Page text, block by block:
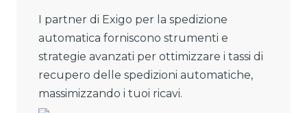
I partner di Exigo per la spedizione
automatica forniscono strumenti e
strategie avanzati per ottimizzare i tassi di
recupero delle spedizioni automatiche,
massimizzando i tuoi ricavi.